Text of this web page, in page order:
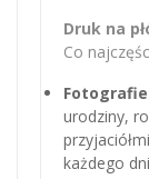
Druk na
Co
urodziny,
każdego